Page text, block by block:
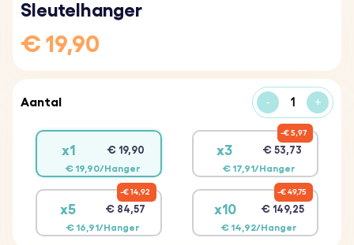
Sleutelhanger
€ 19,90
Aantal - +
x1 € 19,90
€ 19,90/Hanger
x3 € 53,73
€ 17,91/Hanger
€ 5,97
x5 € 84,57
€ 16,91/Hanger
€ 14,92
x10 € 149,25
€ 14,92/Hanger
€ 49,75